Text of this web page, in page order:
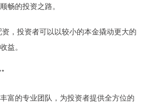
畅的投资之路。
，投资者可以以较小的本金撬动更大的
益。
富的专业团队，为投资者提供全方位的